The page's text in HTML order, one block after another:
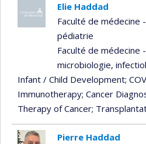
Elie Haddad
Faculté de médecine
pédiatrie
Faculté de médecine
microbiologie,
Infant / Child Development;
Immunotherapy; Cancer
Therapy of Cancer;
Pierre Haddad